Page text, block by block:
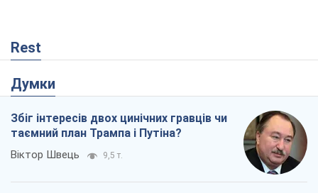
Rest
Думки
Збіг інтересів двох цинічних гравців чи
таємний план Трампа і Путіна?
Віктор Швець 9,5 т.